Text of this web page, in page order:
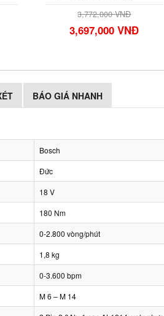
3,772,000 VNĐ
3,697,000 VNĐ
BÁO GIÁ NHANH
Bosch
Đức
18 V
180 Nm
0-2.800 vòng/phút
1,8 kg
0-3.600 bpm
M 6 – M 14